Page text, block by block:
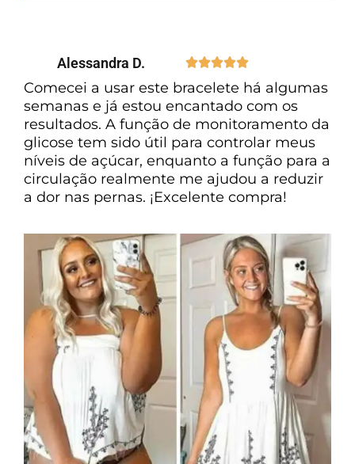
Alessandra D. 
Comecei a usar este bracelete há algumas
semanas e já estou encantado com os
resultados. A função de monitoramento da
glicose tem sido útil para controlar meus
níveis de açúcar, enquanto a função para a
circulação realmente me ajudou a reduzir
a dor nas pernas. ¡Excelente compra!